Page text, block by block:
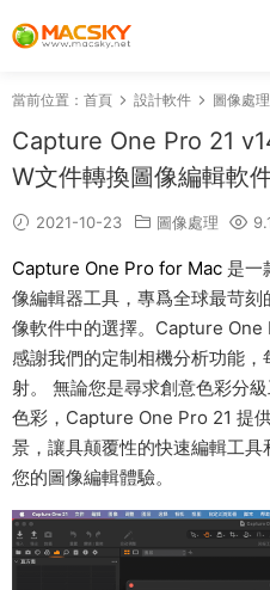
當前位置： 首頁 設計軟件 圖像處理
Capture One Pro 21
W文件轉換圖像編輯軟
2021-10-23 圖像處理
Capture One Pro for Mac 是一
像編輯器工具，專爲全球最苛
像軟件中的選擇。Capture One
感謝我們的定制相機分析功能
射。 無論您是尋求創意色彩分
色彩，Capture One Pro 21 提
景，讓具颠覆性的快速編輯工
您的圖像編輯體驗。